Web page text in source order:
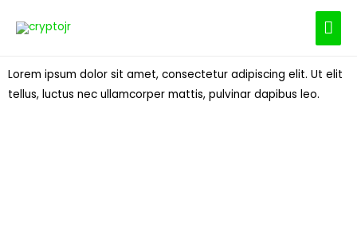
Lorem ipsum dolor sit amet, consectetur adipiscing elit. Ut elit
tellus, luctus nec ullamcorper mattis, pulvinar dapibus leo.